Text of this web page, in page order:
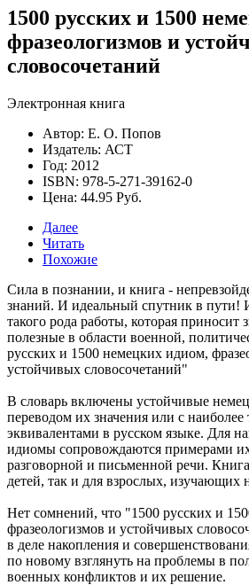
1500 русских и 1500
фразеологизмов и
словосочетаний
Электронная книга
Автор: Е. О. Попов
Издатель: АСТ
Год: 2012
ISBN: 978-5-271-39162-0
Цена: 44.95 Руб.
Далее
Читать
Похожие
Сила в познании, и книга -
знаний. И идеальный спутник в пути!
такого рода работы, которая приносит
полезные в области военной,
русских и 1500 немецких идиом,
устойчивых словосочетаний"
В словарь включены устойчивые
переводом их значения или с
эквивалентами в русском языке. Для
идиомы сопровождаются примерами
разговорной и письменной речи.
детей, так и для взрослых, изучающих
Нет сомнений, что "1500 русских и
фразеологизмов и устойчивых
в деле накопления и
по новому взглянуть на проблемы в
военных конфликтов и их решение.